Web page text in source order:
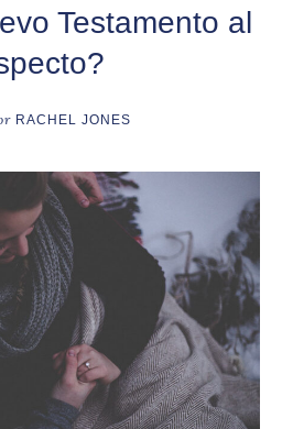
Testamento al
RACHEL JONES